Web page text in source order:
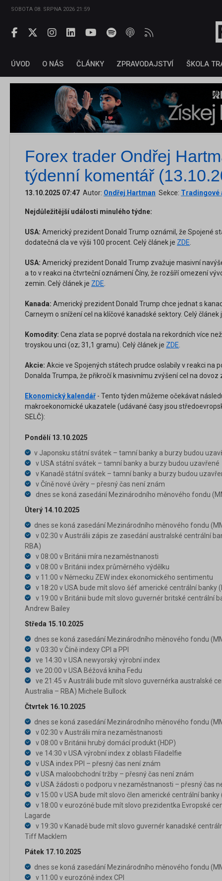
SOBOTA 08. SRPNA 2026 21:59
ÚVOD O NÁS ČLÁNKY ZPRAVODAJSTVÍ ŠKOLA
Forex trader Ondřej
týdenní komentář
13.10.2025 07:47 Autor: Ondřej Hartman Sekce: Tradingové
Nejdůležitější události minulého týdne:
USA: Americký prezident Donald Trump oznámil, že Spojené
dodatečná cla ve výši 100 procent. Celý článek je ZDE.
USA: Americký prezident Donald Trump zvažuje masivní
a to v reakci na čtvrteční oznámení Číny, že rozšíří omezení
zemin. Celý článek je ZDE.
Kanada: Americký prezident Donald Trump chce jednat s
Carneym o snížení cel na klíčové kanadské sektory. Celý článek
Komodity: Cena zlata se poprvé dostala na rekordních více
troyskou unci (oz; 31,1 gramu). Celý článek je ZDE.
Akcie: Akcie ve Spojených státech prudce oslabily v reakci na
Donalda Trumpa, že přikročí k masivnímu zvýšení cel na dovoz
Ekonomický kalendář- Tento týden můžeme očekávat
makroekonomické ukazatele (udávané časy jsou
SELČ):
Pondělí 13.10.2025
v Japonsku státní svátek – tamní banky a burzy budou
v USA státní svátek – tamní banky a burzy budou uzavřené
v Kanadě státní svátek – tamní banky a burzy budou
v Číně nové úvěry – přesný čas není znám
dnes se koná zasedání Mezinárodního měnového fondu
Úterý 14.10.2025
dnes se koná zasedání Mezinárodního měnového fondu
v 02:30 v Austrálii zápis ze zasedání australské centrální
RBA)
v 08:00 v Británii míra nezaměstnanosti
v 08:00 v Británii index průměrného výdělku
v 11:00 v Německu ZEW index ekonomického sentimentu
v 18:20 v USA bude mít slovo šéf americké centrální banky
v 19:00 v Británii bude mít slovo guvernér britské centrální
Andrew Bailey
Středa 15.10.2025
dnes se koná zasedání Mezinárodního měnového fondu
v 03:30 v Číně indexy CPI a PPI
ve 14:30 v USA newyorský výrobní index
ve 20:00 v USA Béžová kniha Fedu
ve 21:45 v Austrálii bude mít slovo guvernérka australské
Australia – RBA) Michele Bullock
Čtvrtek 16.10.2025
dnes se koná zasedání Mezinárodního měnového fondu
v 02:30 v Austrálii míra nezaměstnanosti
v 08:00 v Británii hrubý domácí produkt (HDP)
ve 14:30 v USA výrobní index z oblasti Filadelfie
v USA index PPI – přesný čas není znám
v USA maloobchodní tržby – přesný čas není znám
v USA žádosti o podporu v nezaměstnanosti – přesný čas
v 15:00 v USA bude mít slovo člen americké centrální banky
v 18:00 v eurozóně bude mít slovo prezidentka Evropské
Lagarde
v 19:30 v Kanadě bude mít slovo guvernér kanadské
Tiff Macklem
Pátek 17.10.2025
dnes se koná zasedání Mezinárodního měnového fondu
v 11:00 v eurozóně index CPI